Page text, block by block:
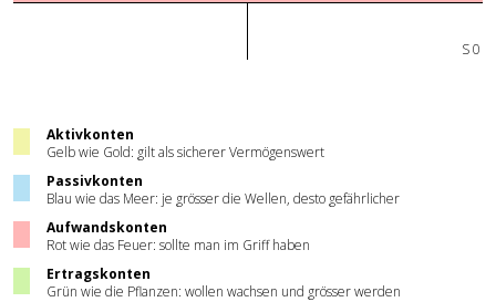
S 0
Aktivkonten
Gelb wie Gold: gilt als sicherer Vermögenswert
Passivkonten
Blau wie das Meer: je grösser die Wellen, desto gefährlicher
Aufwandskonten
Rot wie das Feuer: sollte man im Griff haben
Ertragskonten
Grün wie die Pflanzen: wollen wachsen und grösser werden